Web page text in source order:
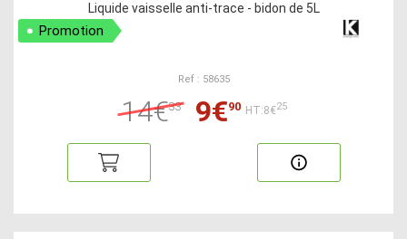
Liquide vaisselle anti-trace - bidon de 5L
Promotion
Ref : 58635
14€33 9€90 HT:8€25